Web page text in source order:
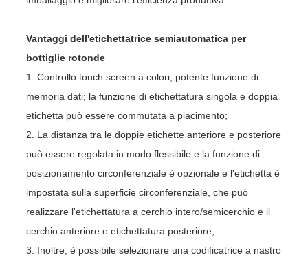
Vantaggi dell'etichettatrice semiautomatica per
bottiglie rotonde
1. Controllo touch screen a colori, potente funzione di
memoria dati; la funzione di etichettatura singola e doppia
etichetta può essere commutata a piacimento;
2. La distanza tra le doppie etichette anteriore e posteriore
può essere regolata in modo flessibile e la funzione di
posizionamento circonferenziale è opzionale e l'etichetta è
impostata sulla superficie circonferenziale, che può
realizzare l'etichettatura a cerchio intero/semicerchio e il
cerchio anteriore e etichettatura posteriore;
3. Inoltre, è possibile selezionare una codificatrice a nastro